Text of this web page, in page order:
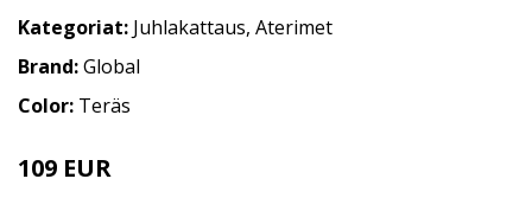
Kategoriat: Juhlakattaus, Aterimet
Brand:Global
Color: Teräs
109 EUR